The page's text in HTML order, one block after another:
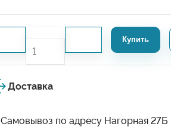
Купить
Доставка
Самовывоз по адресу Нагорная 27Б